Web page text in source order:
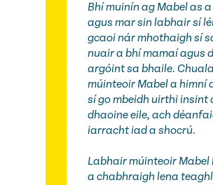
Bhí muinín ag Mabel as
agus mar sin labhair sí
gcaoi nár mhothaigh sí
nuair a bhí mamaí agus
argóint sa bhaile. Chuala
múinteoir Mabel a himní
sí go mbeidh uirthi insint
dhaoine eile, ach
iarracht iad a shocrú.
Labhair múinteoir Mabel
a chabhraigh lena